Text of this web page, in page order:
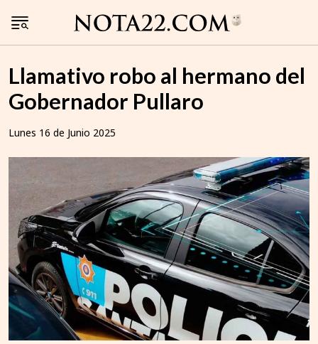
Llamativo robo al hermano del
Gobernador Pullaro
Lunes 16 de Junio 2025